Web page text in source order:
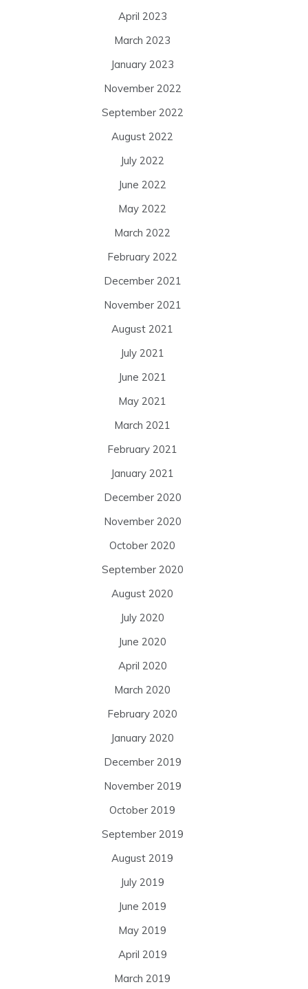
April 2023
March 2023
January 2023
November 2022
September 2022
August 2022
July 2022
June 2022
May 2022
March 2022
February 2022
December 2021
November 2021
August 2021
July 2021
June 2021
May 2021
March 2021
February 2021
January 2021
December 2020
November 2020
October 2020
September 2020
August 2020
July 2020
June 2020
April 2020
March 2020
February 2020
January 2020
December 2019
November 2019
October 2019
September 2019
August 2019
July 2019
June 2019
May 2019
April 2019
March 2019